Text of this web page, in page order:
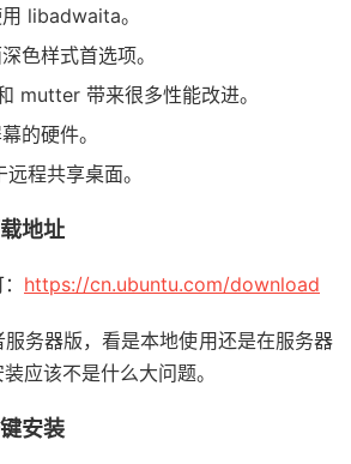
libadwaita。
色样式首选项。
mutter 带来很多性能改进。
的硬件。
程共享桌面。
地址
https://cn.ubuntu.com/download
务器版，看是本地使用还是在服务器
应该不是什么大问题。
安装